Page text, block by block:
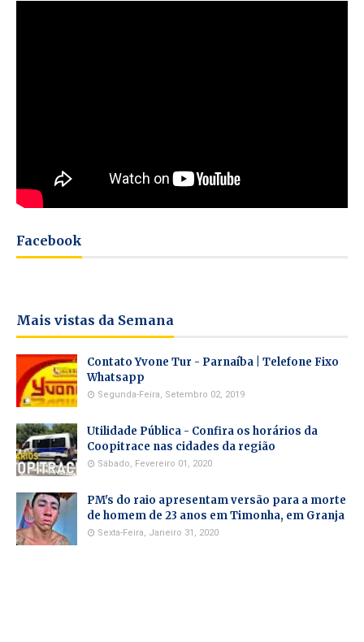
Facebook
Mais vistas da Semana
Contato Yvone Tur - Parnaíba | Telefone Fixo
Whatsapp
Segunda-Feira, Setembro 02, 2019
Utilidade Pública - Confira os horários da
Coopitrace nas cidades da região
Sábado, Fevereiro 01, 2020
PM's do raio apresentam versão para a morte
de homem de 23 anos em Timonha, em Granja
Sexta-Feira, Janeiro 31, 2020